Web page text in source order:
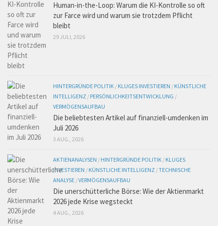
Human-in-the-Loop: Warum die KI-Kontrolle so oft
zur Farce wird und warum sie trotzdem Pflicht
bleibt
29 JULI, 2026
HINTERGRÜNDE POLITIK / KLUGES INVESTIEREN / KÜNSTLICHE
INTELLIGENZ / PERSÖNLICHKEITSENTWICKLUNG /
VERMÖGENSAUFBAU
Die beliebtesten Artikel auf finanziell-umdenken im
Juli 2026
3 AUG., 2026
AKTIENANALYSEN / HINTERGRÜNDE POLITIK / KLUGES
INVESTIEREN / KÜNSTLICHE INTELLIGENZ /TECHNISCHE
ANALYSE /VERMÖGENSAUFBAU
Die unerschütterliche Börse: Wie der Aktienmarkt
2026 jede Krise wegsteckt
4 AUG., 2026